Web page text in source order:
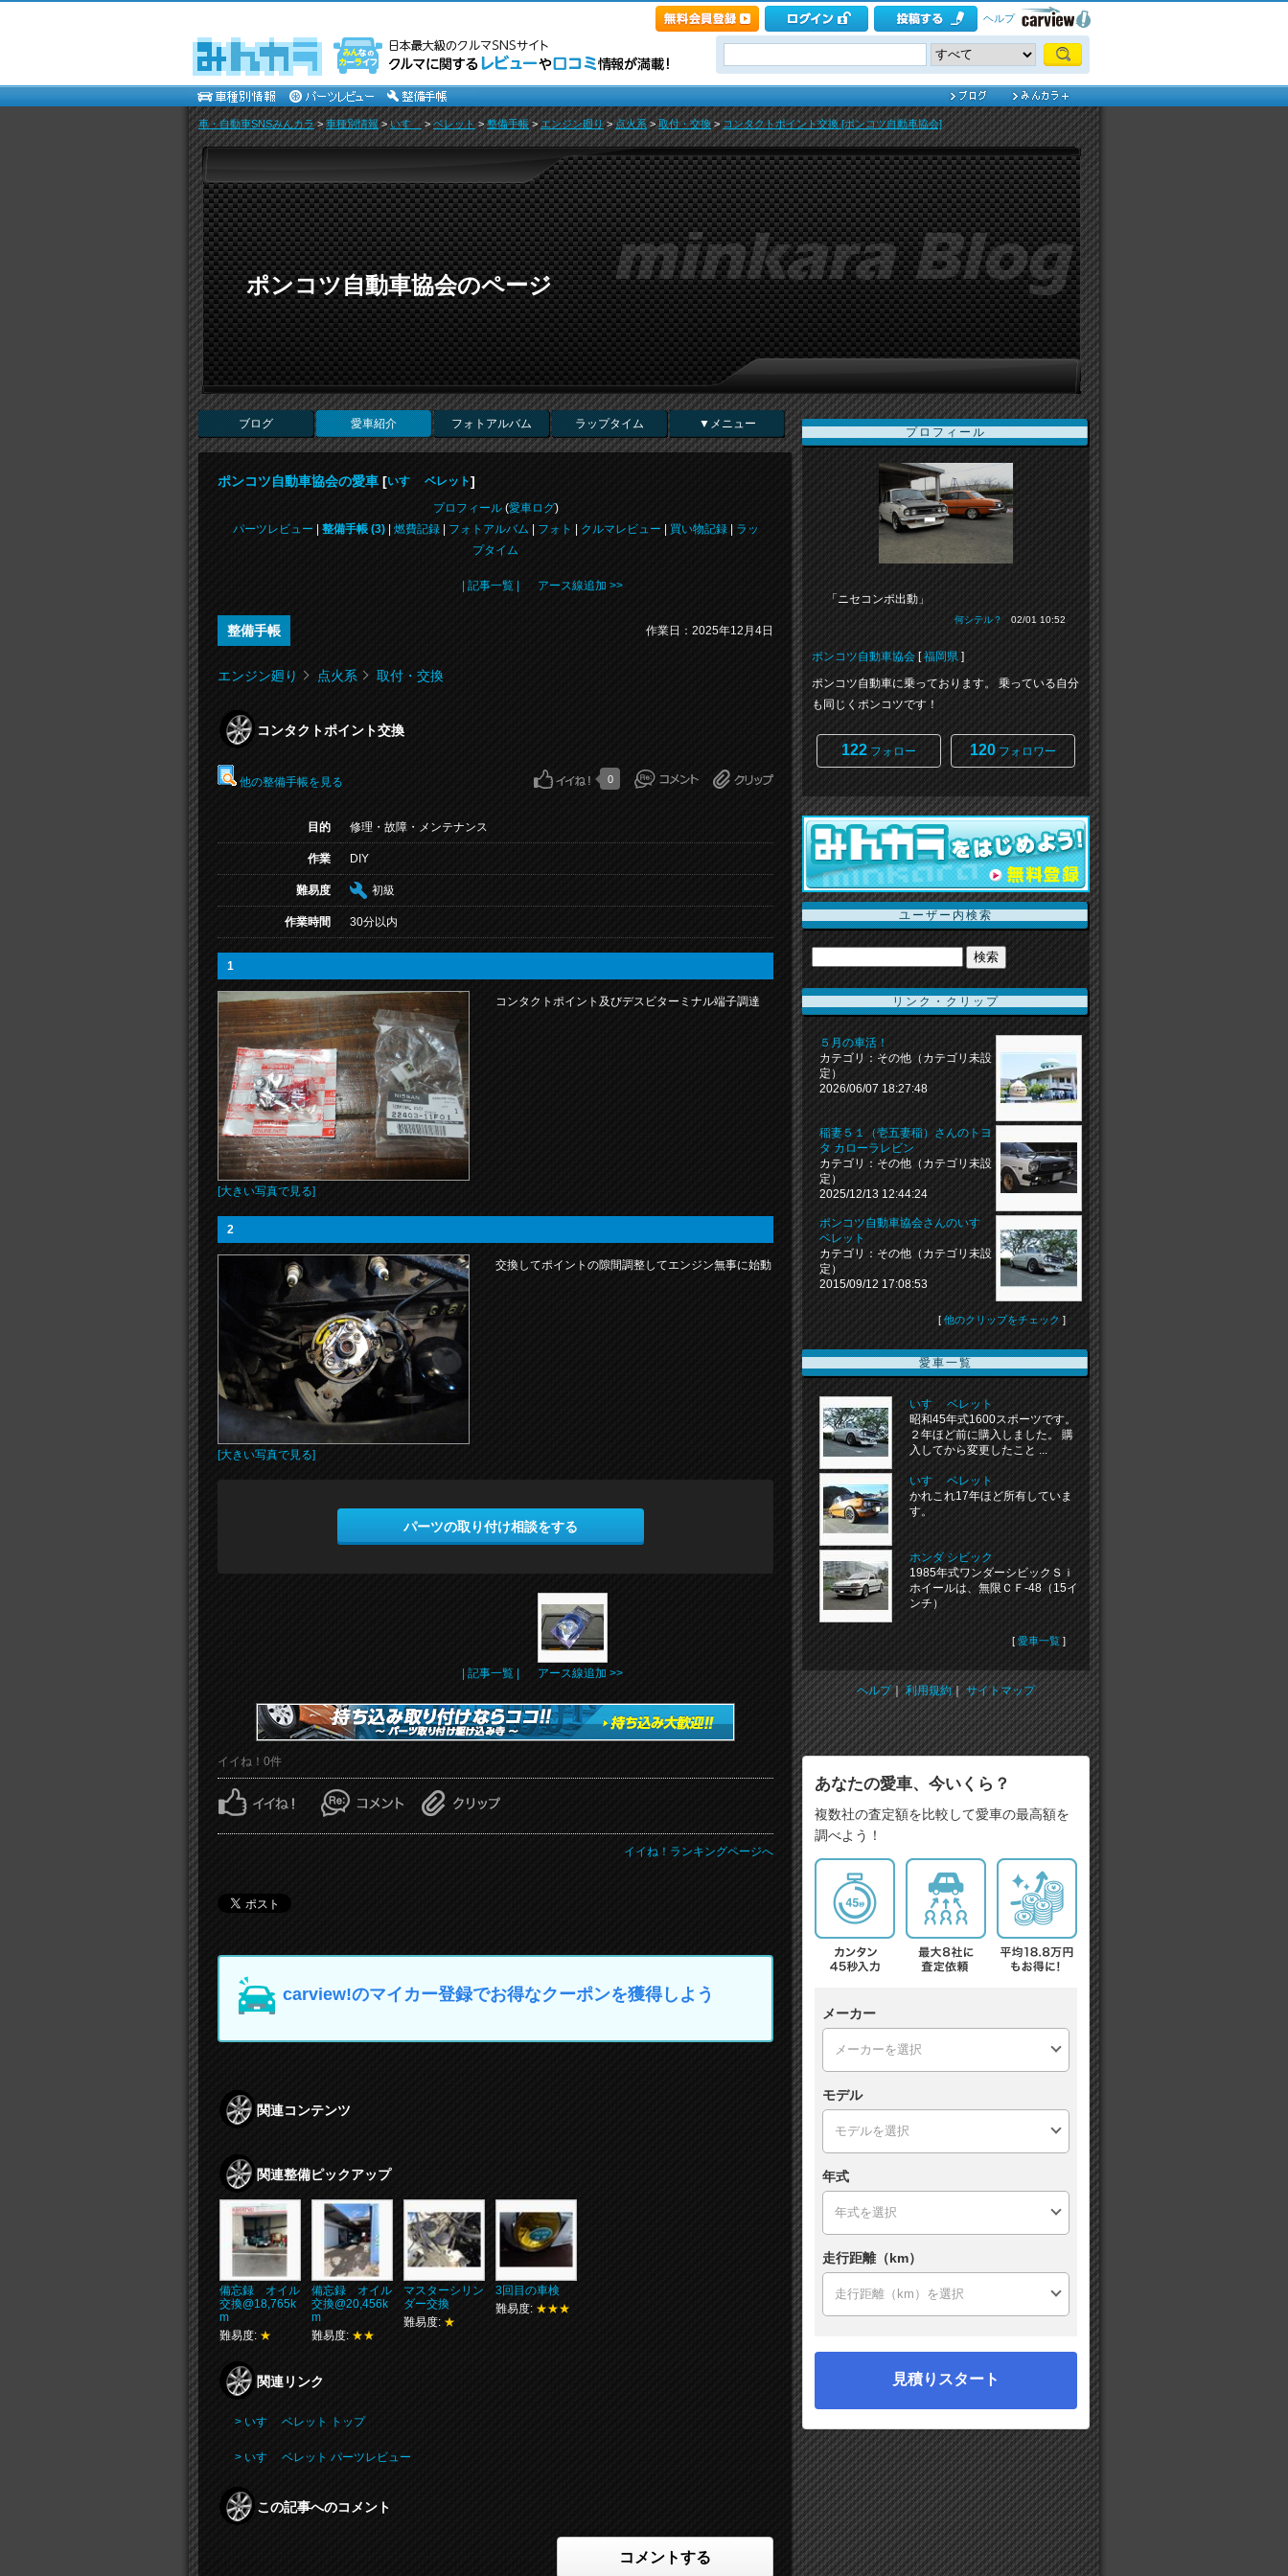
ヘルプ
車・自動車SNSみんカラ>車種別情報>いすゞ>ベレット>整備手帳>エンジン廻り>点火系>取付・交換>コンタクトポイント交換 [ポンコツ自動車協会]
ポンコツ自動車協会のページ
ブログ 愛車紹介 フォトアルバム ラップタイム ▼メニュー
ポンコツ自動車協会の愛車 [いすゞ ベレット]
プロフィール(愛車ログ)
パーツレビュー
整備手帳 (3)| 燃費記録| フォトアルバム フォト クルマレビュー 買い物記録|
ラッ
プタイム
| 記事一覧 | アース線追加 >>
整備手帳 作業日：2025年12月4日
エンジン廻り 点火系 取付・交換
コンタクトポイント交換
他の整備手帳を見る 0
目的 修理・故障・メンテナンス
作業 DIY
難易度 初級
作業時間 30分以内
1
[大きい写真で見る]
コンタクトポイント及びデスビターミナル端子調達
2
[大きい写真で見る]
交換してポイントの隙間調整してエンジン無事に始動
パーツの取り付け相談をする
| 記事一覧 | アース線追加 >>
イイね！0件
イイね！ランキングページへ
carview!のマイカー登録でお得なクーポンを獲得しよう
関連コンテンツ
関連整備ピックアップ
備忘録 オイル
交換@18,765k
m
難易度: ★
備忘録 オイル
交換@20,456k
m
難易度: ★★
マスターシリン
ダー交換
難易度: ★
3回目の車検
難易度: ★★★
関連リンク
> いすゞ ベレット トップ
> いすゞ ベレット パーツレビュー
この記事へのコメント
コメントする
プロフィール
「ニセコンポ出動」
何シテル？ 02/01 10:52
ポンコツ自動車協会[福岡県]
ポンコツ自動車に乗っております。 乗っている自分
も同じくポンコツです！
122 フォロー 120フォロワー
ユーザー内検索
リンク・クリップ
５月の車活！
カテゴリ：その他（カテゴリ未設
定）
2026/06/07 18:27:48
稲妻５１（壱五妻稲）さんのトヨ
タ カローラレビン
カテゴリ：その他（カテゴリ未設
定）
2025/12/13 12:44:24
ポンコツ自動車協会さんのいすゞ
ベレット
カテゴリ：その他（カテゴリ未設
定）
2015/09/12 17:08:53
[ 他のクリップをチェック ]
愛車一覧
いすゞ ベレット
昭和45年式1600スポーツです。
２年ほど前に購入しました。 購
入してから変更したこと ...
いすゞ ベレット
かれこれ17年ほど所有していま
す。
ホンダ シビック
1985年式ワンダーシビックＳｉ
ホイールは、無限ＣＦ-48（15イ
ンチ）
[愛車一覧 ]
ヘルプ｜利用規約｜サイトマップ
あなたの愛車、今いくら？
複数社の査定額を比較して愛車の最高額を
調べよう！
メーカー
モデル
年式
走行距離（km）
見積りスタート